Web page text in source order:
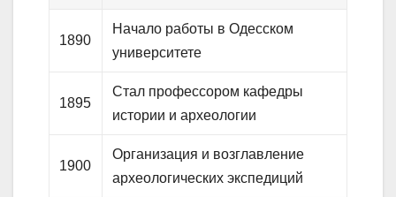
1890
Начало работы в Одесском
университете
1895
Стал профессором кафедры
истории и археологии
1900
Организация и возглавление
археологических экспедиций